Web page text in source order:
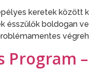
keretek között
boldogan